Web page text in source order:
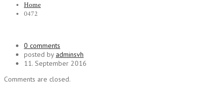
Home
0472
0 comments
posted by adminsvh
11. September 2016
Comments are closed.